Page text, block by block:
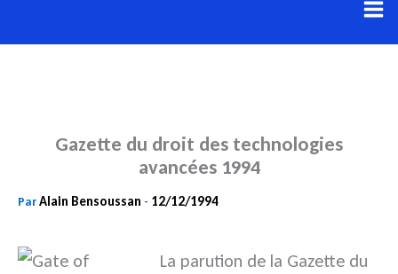
au
Gazette du droit des technologies
avancées 1994
ParAlain Bensoussan - 12/12/1994
La parution de la Gazette du